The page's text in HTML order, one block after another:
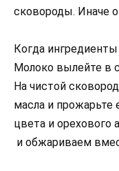
сковороды. Иначе
Когда
Молоко вылейте в
На чистой
масла и прожарьте
цвета и орехового
и обжариваем